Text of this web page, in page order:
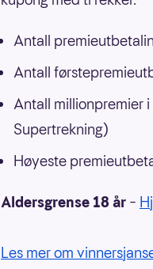
Antall
Antall
Antall millionpremier
Supertrekning)
Høyeste
Aldersgrense 18 år –
Les mer om